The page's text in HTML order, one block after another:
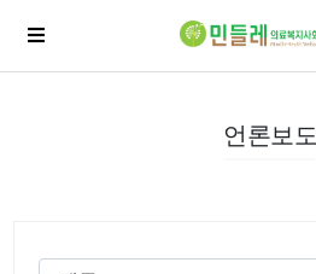
언론보도